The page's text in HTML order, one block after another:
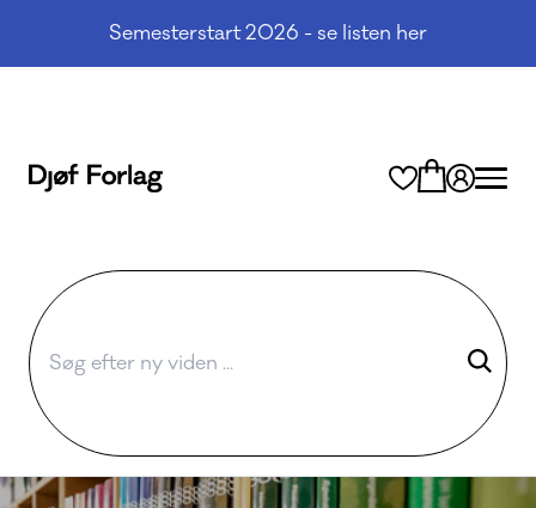
Semesterstart 2026 - se listen her